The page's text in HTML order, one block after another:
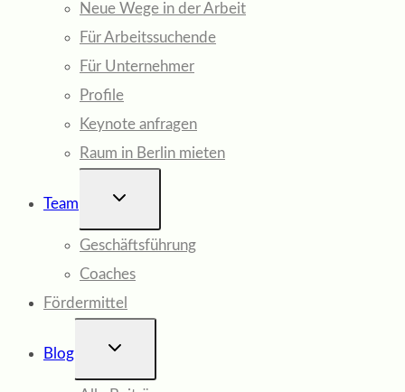
Neue Wege in der Arbeit
Für Arbeitssuchende
Für Unternehmer
Profile
Keynote anfragen
Raum in Berlin mieten
Team
UNTERMENÜ
Geschäftsführung
Coaches
Fördermittel
Blog
UNTERMENÜ